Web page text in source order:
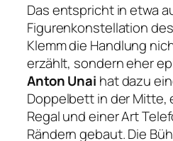
Das entspricht in etwa
Figurenkonstellation
Klemm die Handlung
erzählt, sondern eher
Anton Unai hat dazu
Doppelbett in der Mitte,
Regal und einer Art
Rändern gebaut. Die